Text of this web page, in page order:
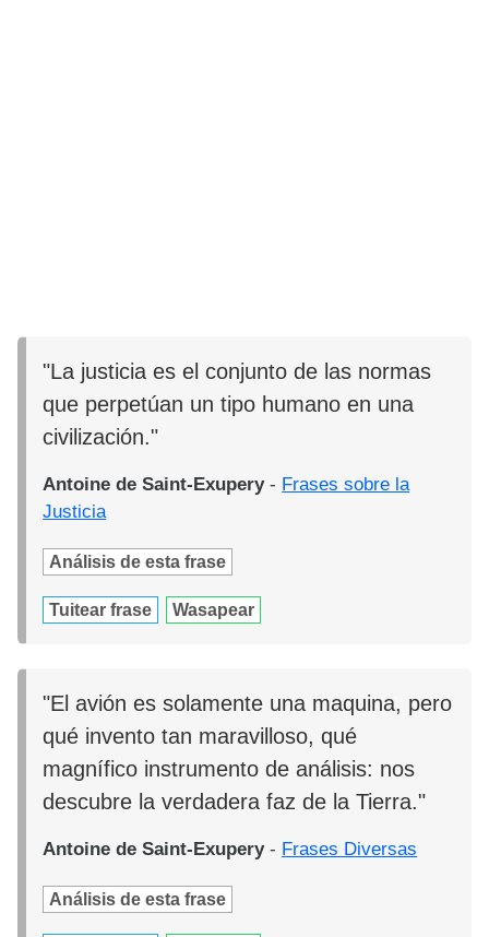
"La justicia es el conjunto de las normas
que perpetúan un tipo humano en una
civilización."
Antoine de Saint-Exupery- Frases sobre la
Justicia
Análisis de esta frase
Tuitear frase Wasapear
"El avión es solamente una maquina, pero
qué invento tan maravilloso, qué
magnífico instrumento de análisis: nos
descubre la verdadera faz de la Tierra."
Antoine de Saint-Exupery- Frases Diversas
Análisis de esta frase